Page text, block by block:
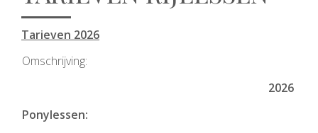
Tarieven 2026
Omschrijving:
2026
Ponylessen: